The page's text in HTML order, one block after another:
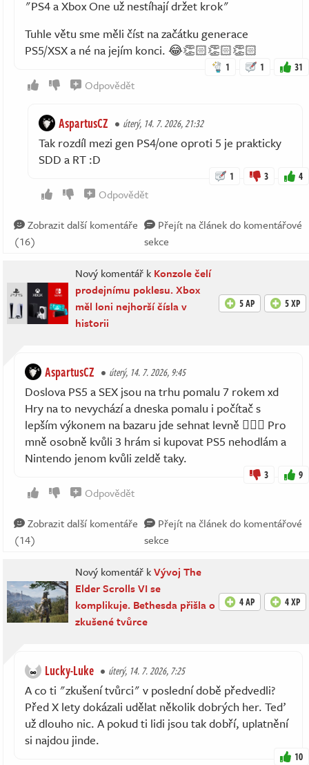
"PS4 a Xbox One už nestíhají držet krok"
Tuhle větu sme měli číst na začátku generace
PS5/XSX a né na jejím konci. 😂👏🏻👏🏻👏🏻
1 1 31
Odpovědět
AspartusCZ úterý, 14. 7. 2026, 21:32
Tak rozdíl mezi gen PS4/one oproti 5 je prakticky
SDD a RT :D
1 3 4
Odpovědět
Zobrazit další komentáře
(16)
Přejít na článek do komentářové
sekce
Nový komentář k Konzole čelí
prodejnímu poklesu. Xbox
měl loni nejhorší čísla v
historii
5 AP 5 XP
AspartusCZ úterý, 14. 7. 2026, 9:45
Doslova PS5 a SEX jsou na trhu pomalu 7 rokem xd
Hry na to nevychází a dneska pomalu i počítač s
lepším výkonem na bazaru jde sehnat levně 🤷🏻‍♂️ Pro
mně osobně kvůli 3 hrám si kupovat PS5 nehodlám a
Nintendo jenom kvůli zeldě taky.
3 9
Odpovědět
Zobrazit další komentáře
(14)
Přejít na článek do komentářové
sekce
Nový komentář kVývoj The
Elder Scrolls VI se
komplikuje. Bethesda přišla o
zkušené tvůrce
4 AP 4 XP
Lucky-Luke úterý, 14. 7. 2026, 7:25
A co ti "zkušení tvůrci" v poslední době předvedli?
Před X lety dokázali udělat několik dobrých her. Teď
už dlouho nic. A pokud ti lidi jsou tak dobří, uplatnění
si najdou jinde.
10